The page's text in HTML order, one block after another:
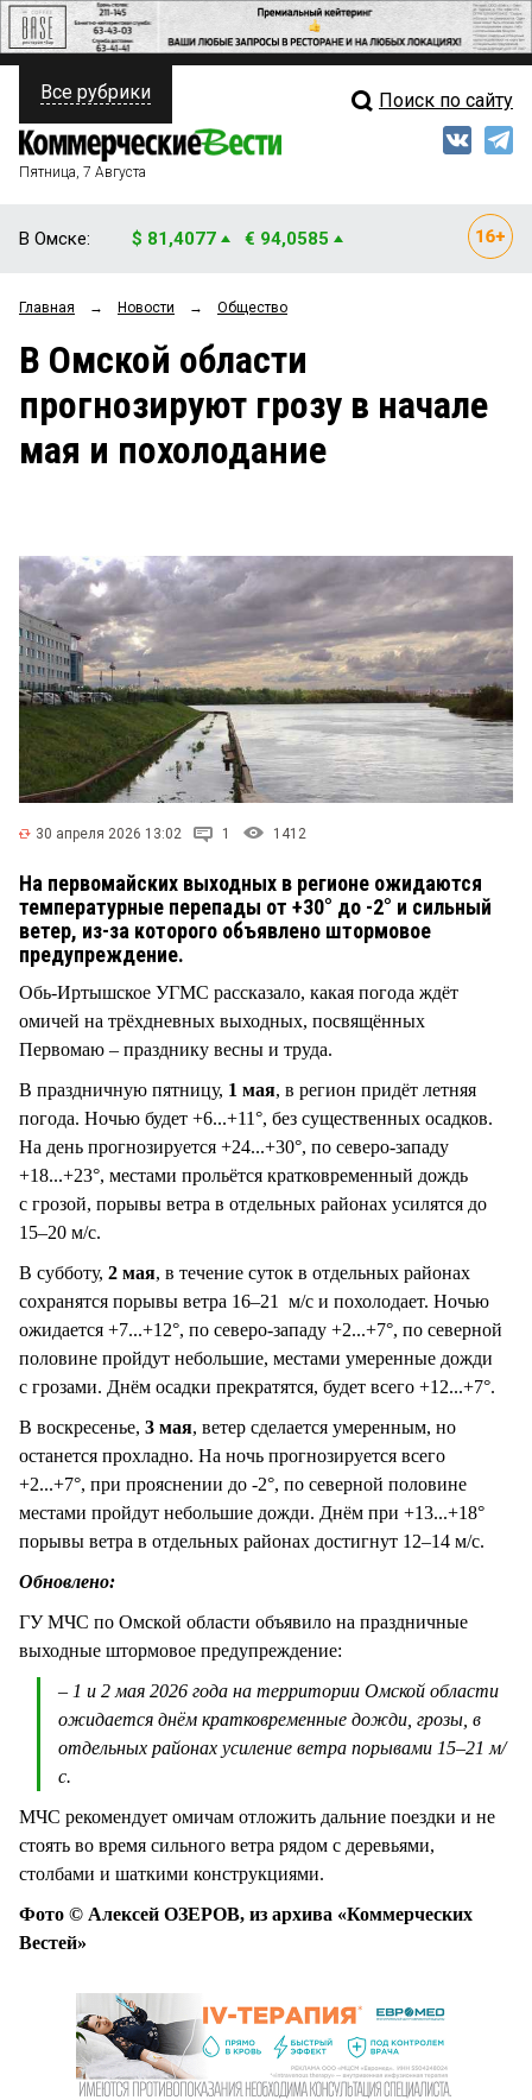
ПОЛИТИКА
ФИНАНСЫ
ОБЩЕСТВО
ЗАКОН
НОВОСТИ КОМПАНИЙ
Свежий выпуск
Блоги
Архив
Все рубрики Поиск по сайту
Пятница, 7 Августа
В Омске: $ 81,4077 € 94,0585
Главная → Новости → Общество
В Омской области
прогнозируют грозу в начале
мая и похолодание
30 апреля 2026 13:02 1 1412
На первомайских выходных в регионе ожидаются
температурные перепады от +30° до -2° и сильный
ветер, из-за которого объявлено штормовое
предупреждение.
Обь-Иртышское УГМС рассказало, какая погода ждёт
омичей на трёхдневных выходных, посвящённых
Первомаю – празднику весны и труда.
В праздничную пятницу, 1 мая, в регион придёт летняя
погода. Ночью будет +6...+11°, без существенных осадков.
На день прогнозируется +24...+30°, по северо-западу
+18...+23°, местами прольётся кратковременный дождь
с грозой, порывы ветра в отдельных районах усилятся до
15–20 м/с.
В субботу, 2 мая, в течение суток в отдельных районах
сохранятся порывы ветра 16–21 м/с и похолодает. Ночью
ожидается +7...+12°, по северо-западу +2...+7°, по северной
половине пройдут небольшие, местами умеренные дожди
с грозами. Днём осадки прекратятся, будет всего +12...+7°.
В воскресенье, 3 мая, ветер сделается умеренным, но
останется прохладно. На ночь прогнозируется всего
+2...+7°, при прояснении до -2°, по северной половине
местами пройдут небольшие дожди. Днём при +13...+18°
порывы ветра в отдельных районах достигнут 12–14 м/с.
Обновлено:
ГУ МЧС по Омской области объявило на праздничные
выходные штормовое предупреждение:
– 1 и 2 мая 2026 года на территории Омской области
ожидается днём кратковременные дожди, грозы, в
отдельных районах усиление ветра порывами 15–21 м/
с.
МЧС рекомендует омичам отложить дальние поездки и не
стоять во время сильного ветра рядом с деревьями,
столбами и шаткими конструкциями.
Фото © Алексей ОЗЕРОВ, из архива «Коммерческих
Вестей»